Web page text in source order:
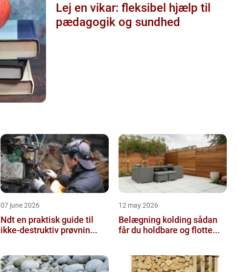
Lej en vikar: fleksibel hjælp til
pædagogik og sundhed
07 june 2026
Ndt en praktisk guide til
ikke-destruktiv prøvnin...
12 may 2026
Belægning kolding sådan
får du holdbare og flotte...